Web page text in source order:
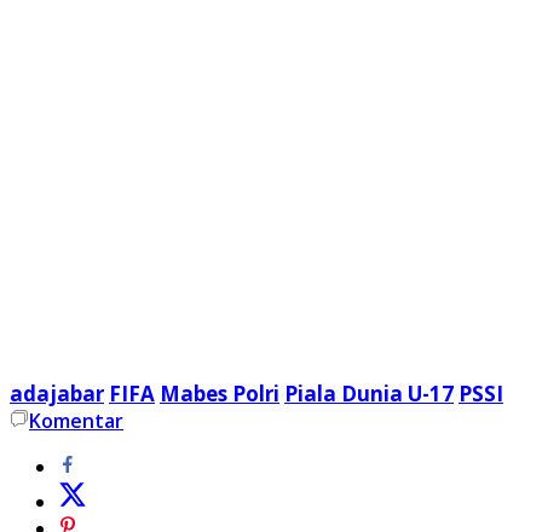
adajabar FIFA Mabes Polri Piala Dunia U-17 PSSI
Komentar